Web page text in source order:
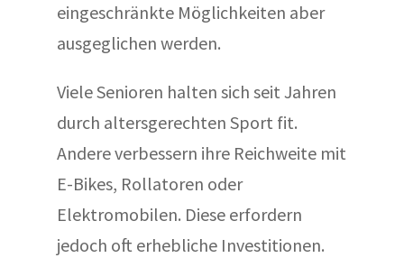
eingeschränkte Möglichkeiten aber
ausgeglichen werden.
Viele Senioren halten sich seit Jahren
durch altersgerechten Sport fit.
Andere verbessern ihre Reichweite mit
E-Bikes, Rollatoren oder
Elektromobilen. Diese erfordern
jedoch oft erhebliche Investitionen.